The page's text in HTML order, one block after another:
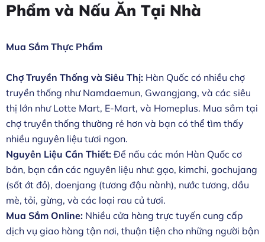
Phẩm và Nấu Ăn Tại Nhà
Mua Sắm Thực Phẩm
Chợ Truyền Thống và Siêu Thị: Hàn Quốc có nhiều chợ
truyền thống như Namdaemun, Gwangjang, và các siêu
thị lớn như Lotte Mart, E-Mart, và Homeplus. Mua sắm tại
chợ truyền thống thường rẻ hơn và bạn có thể tìm thấy
nhiều nguyên liệu tươi ngon.
Nguyên Liệu Cần Thiết: Để nấu các món Hàn Quốc cơ
bản, bạn cần các nguyên liệu như: gạo, kimchi, gochujang
(sốt ớt đỏ), doenjang (tương đậu nành), nước tương, dầu
mè, tỏi, gừng, và các loại rau củ tươi.
Mua Sắm Online: Nhiều cửa hàng trực tuyến cung cấp
dịch vụ giao hàng tận nơi, thuận tiện cho những người bận